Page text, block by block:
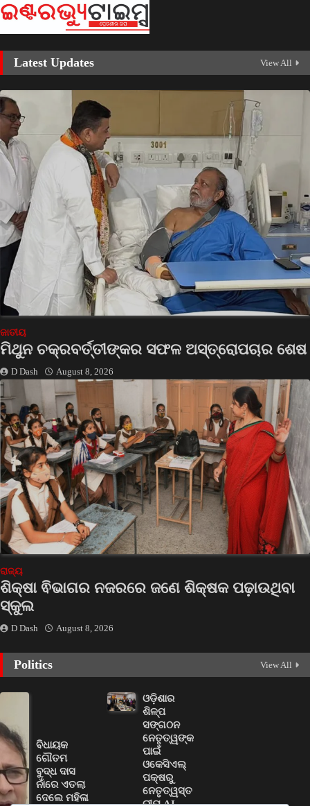
Latest Updates View All
ଜାତୀୟ
ମିଥୁନ ଚକ୍ରବର୍ତ୍ତୀଙ୍କର ସଫଳ ଅସ୍ତ୍ରୋପଚାର ଶେଷ
D Dash August 8, 2026
ରାଜ୍ୟ
ଶିକ୍ଷା ଵିଭାଗର ନଜରରେ ଜଣେ ଶିକ୍ଷକ ପଢ଼ାଉଥିବା
ସ୍କୁଲ
D Dash August 8, 2026
Politics View All
ବିଧାୟକ
ଗୌତମ
ବୁଦ୍ଧ ଦାସ
ନାଁରେ ଏତଲା
ଦେଲେ ମହିଳା
ଓଡ଼ିଶାର
ଶିଳ୍ପ
ସଙ୍ଗଠନ
ନେତୃତ୍ୱଙ୍କ
ପାଇଁ
ଓକେସିଏଲ୍
ପକ୍ଷରୁ
ନେତୃତ୍ୱସ୍ତ